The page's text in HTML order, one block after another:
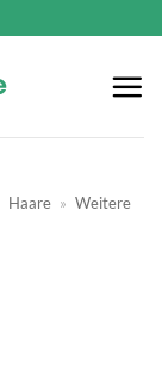
Haare » Weitere